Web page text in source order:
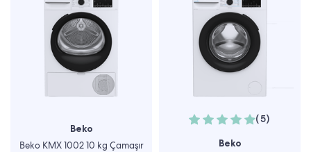
Beko
Beko KMX 1002 10 kg Çamaşır
(5)
Beko